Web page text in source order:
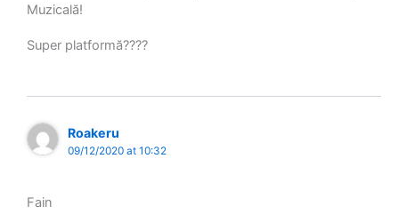
Muzicală!
Super platformă????
Roakeru
09/12/2020 at 10:32
Fain